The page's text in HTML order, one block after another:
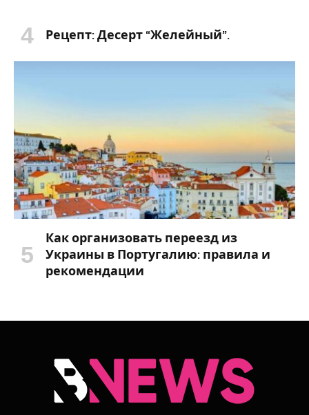
Рецепт: Десерт “Желейный”.
Как организовать переезд из
Украины в Португалию: правила и
рекомендации